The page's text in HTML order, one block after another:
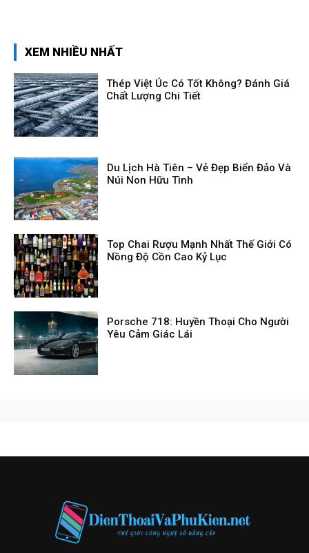
XEM NHIỀU NHẤT
Thép Việt Úc Có Tốt Không? Đánh Giá
Chất Lượng Chi Tiết
Du Lịch Hà Tiên – Vẻ Đẹp Biển Đảo Và
Núi Non Hữu Tình
Top Chai Rượu Mạnh Nhất Thế Giới Có
Nồng Độ Cồn Cao Kỷ Lục
Porsche 718: Huyền Thoại Cho Người
Yêu Cảm Giác Lái